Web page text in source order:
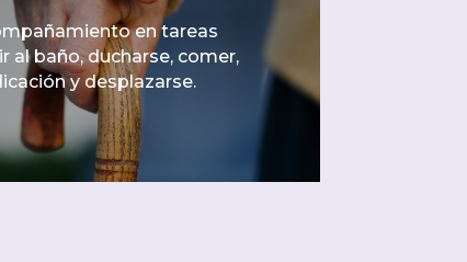
en tareas
al baño, ducharse, comer,
y desplazarse.